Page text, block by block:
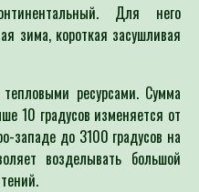
Для него
зима, короткая засушливая
ресурсами. Сумма
10 градусов изменяется от
западе до 3100 градусов на
возделывать большой